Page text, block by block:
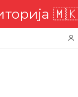
🇲🇰